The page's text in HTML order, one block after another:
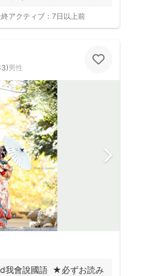
アクティブ： 7日以上前
)男性
會說國語 ★必ずお読み